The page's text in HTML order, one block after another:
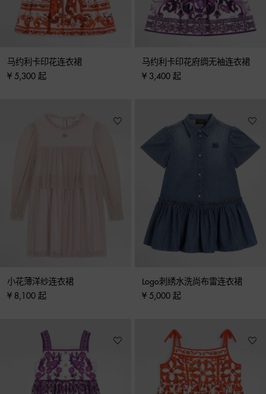
马约利卡印花连衣裙
¥ 5,300 起
马约利卡印花府绸无袖连衣裙
¥ 3,400 起
小花薄洋纱连衣裙
¥ 8,100 起
Logo刺绣水洗尚布雷连衣裙
¥ 5,000 起